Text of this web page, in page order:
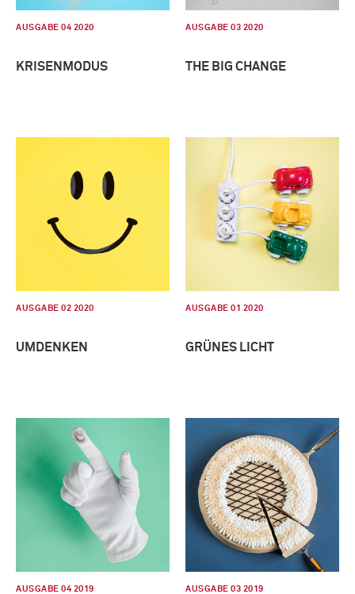
AUSGABE 04 2020
KRISENMODUS
AUSGABE 03 2020
THE BIG CHANGE
AUSGABE 02 2020
UMDENKEN
AUSGABE 01 2020
GRÜNES LICHT
AUSGABE 04 2019 AUSGABE 03 2019